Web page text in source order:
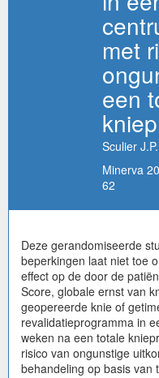
met
een
Sculier J.P.
Minerva
62
Deze gerandomiseerde
beperkingen laat niet toe
effect op de door de
Score, globale ernst van
geopereerde knie of
revalidatieprogramma in
weken na een totale
risico van ongunstige
behandeling op basis van